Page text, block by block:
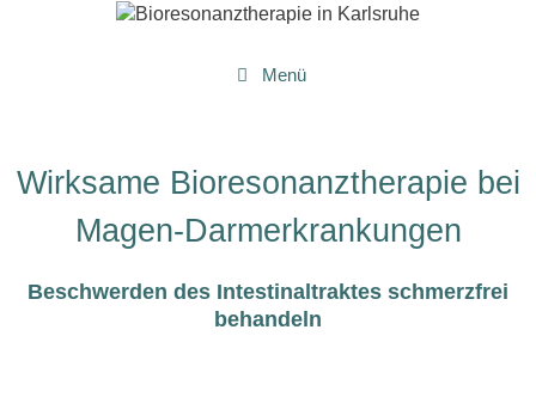
Menü
Wirksame Bioresonanztherapie bei
Magen-Darmerkrankungen
Beschwerden des Intestinaltraktes schmerzfrei
behandeln